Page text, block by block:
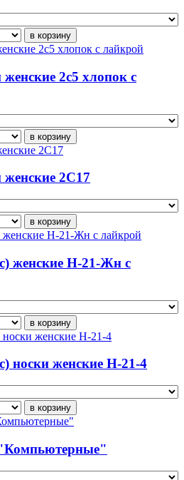
2с5 хлопок с
2С17
женские Н-21-Жн с
носки женские Н-21-4